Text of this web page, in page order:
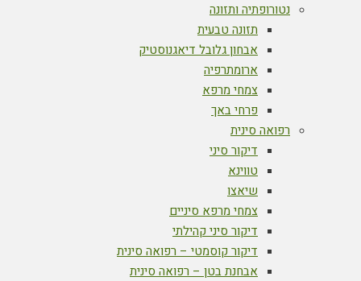
נטורופתיה ותזונה
תזונה טבעית
אבחון גלובל דיאגנוסטיק
ארומתרפיה
צמחי מרפא
פרחי באך
רפואה סינית
דיקור סיני
טווינא
שיאצו
צמחי מרפא סיניים
דיקור סיני קהילתי
דיקור קוסמטי – רפואה סינית
אבחנת בטן – רפואה סינית